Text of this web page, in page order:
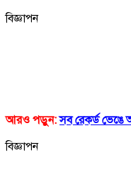
বিজ্ঞাপন
আরও পড়ুন: সব রেকর্ড ভেঙে
বিজ্ঞাপন